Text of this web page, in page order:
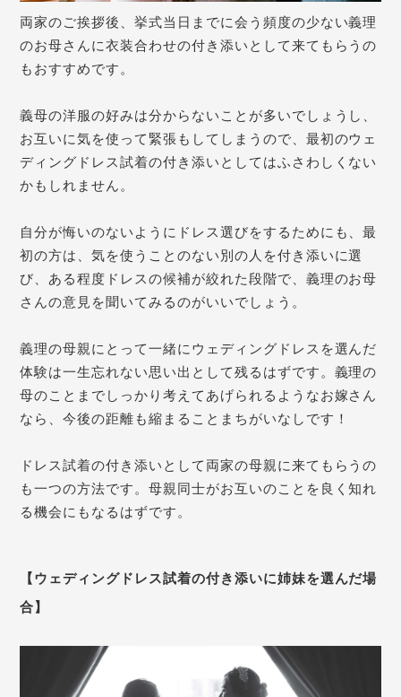
両家のご挨拶後、挙式当日までに会う頻度の少ない義理
のお母さんに衣装合わせの付き添いとして来てもらうの
もおすすめです。
義母の洋服の好みは分からないことが多いでしょうし、
お互いに気を使って緊張もしてしまうので、 最初のウェ
ディングドレス試着の付き添いとしてはふさわしくない
かもしれません。
自分が悔いのないようにドレス選びをするためにも、最
初の方は、気を使うことのない別の人を付き添いに選
び、ある程度ドレスの候補が絞れた段階で、義理のお母
さんの意見を聞いてみるのがいいでしょう。
義理の母親にとって一緒にウェディングドレスを選んだ
体験は一生忘れない思い出として残るはずです。義理の
母のことまでしっかり考えてあげられるようなお嫁さん
なら、今後の距離も縮まることまちがいなしです！
ドレス試着の付き添いとして両家の母親に来てもらうの
も一つの方法です。母親同士がお互いのことを良く知れ
る機会にもなるはずです。
【ウェディングドレス試着の付き添いに姉妹を選んだ場
合】